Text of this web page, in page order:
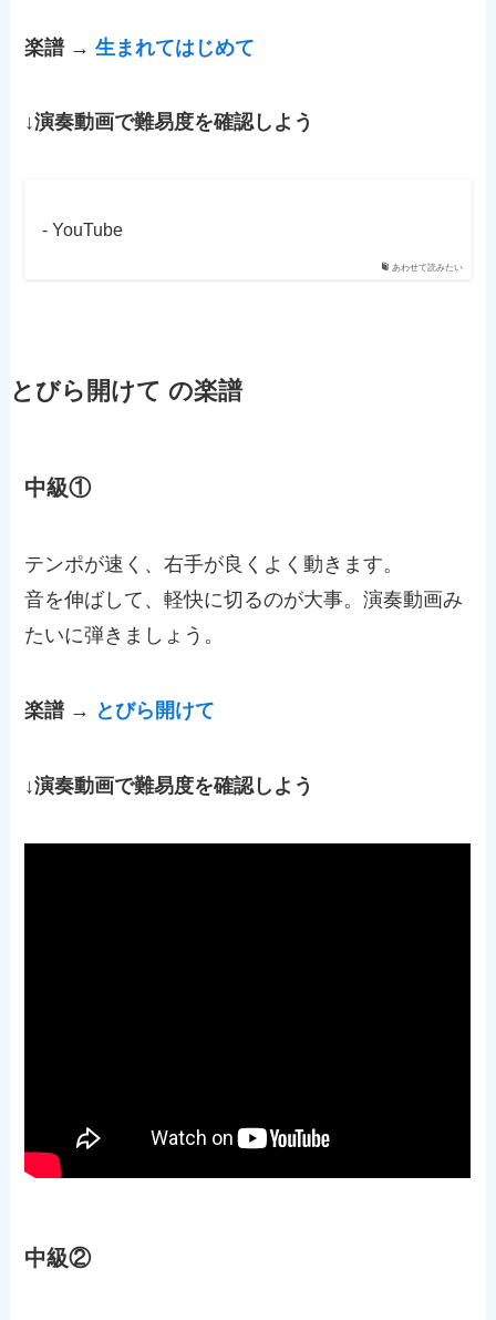
楽譜 →生まれてはじめて
↓演奏動画で難易度を確認しよう
あわせて読みたい
- YouTube
とびら開けて の楽譜
中級①
テンポが速く、右手が良くよく動きます。
音を伸ばして、軽快に切るのが大事。演奏動画み
たいに弾きましょう。
楽譜 → とびら開けて
↓演奏動画で難易度を確認しよう
中級②